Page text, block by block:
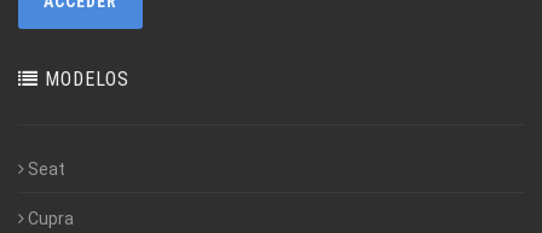
MODELOS
Seat
Cupra